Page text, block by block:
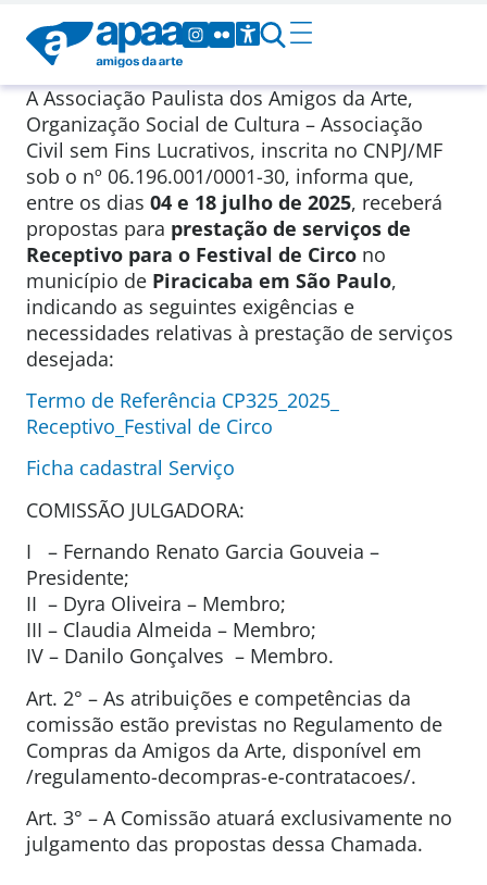
A Associação Paulista dos Amigos da Arte,
Organização Social de Cultura – Associação
Civil sem Fins Lucrativos, inscrita no CNPJ/MF
sob o nº 06.196.001/0001-30, informa que,
entre os dias 04 e 18 julho de 2025, receberá
propostas para prestação de serviços de
Receptivo para o Festival de Circo no
município de Piracicaba em São Paulo,
indicando as seguintes exigências e
necessidades relativas à prestação de serviços
desejada:
Termo de Referência CP325_2025_
Receptivo_Festival de Circo
Ficha cadastral Serviço
COMISSÃO JULGADORA:
I – Fernando Renato Garcia Gouveia –
Presidente;
II – Dyra Oliveira – Membro;
III – Claudia Almeida – Membro;
IV – Danilo Gonçalves – Membro.
Art. 2° – As atribuições e competências da
comissão estão previstas no Regulamento de
Compras da Amigos da Arte, disponível em
/regulamento-decompras-e-contratacoes/.
Art. 3° – A Comissão atuará exclusivamente no
julgamento das propostas dessa Chamada.